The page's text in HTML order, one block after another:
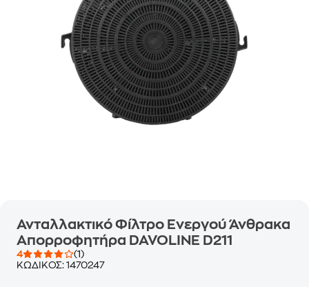
Ανταλλακτικό Φίλτρο Ενεργού Άνθρακα
Απορροφητήρα DAVOLINE D211
4
(1)
ΚΩΔΙΚΟΣ: 1470247